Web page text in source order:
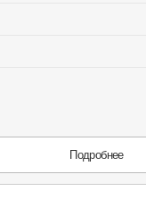
Подробнее